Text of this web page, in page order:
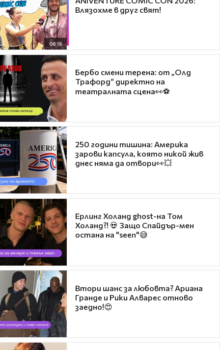
08:16
Влязохме в друг свят!
Бербо смени терена: от „Олд
Трафорд“ директно на
театралната сцена👀⚽
250 години тишина: Америка
зарови капсула, която никой жив
днес няма да отвори👀💥
Ерлинг Холанд ghost-на Том
Холанд?! 💀 Защо Спайдър-мен
остана на "seen"😅
Втори шанс за любовта? Ариана
Гранде и Рики Алварес отново
заедно!😍